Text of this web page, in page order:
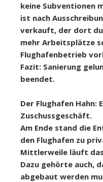
keine Subventionen
ist nach
verkauft, der dort
mehr Arbeitsplätze
Flughafenbetrieb
Fazit: Sanierung
beendet.
Der Flughafen Hahn:
Zuschussgeschäft.
Am Ende stand die
den Flughafen zu
Mittlerweile läuft
Dazu gehörte auch,
abgebaut werden